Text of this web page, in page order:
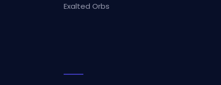
Exalted Orbs